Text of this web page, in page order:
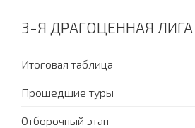
3-Я ДРАГОЦЕННАЯ ЛИГА
Итоговая таблица
Прошедшие туры
Отборочный этап